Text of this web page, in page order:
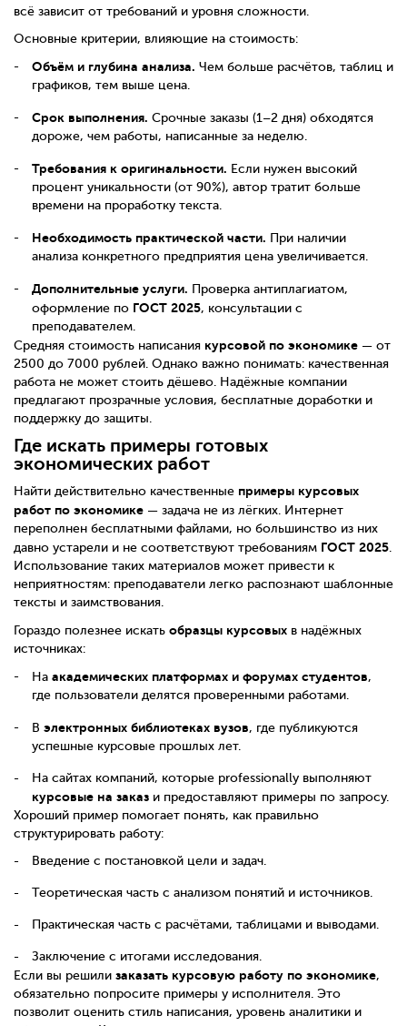
всё зависит от требований и уровня сложности.
Основные критерии, влияющие на стоимость:
Объём и глубина анализа. Чем больше расчётов, таблиц и
графиков, тем выше цена.
Срок выполнения. Срочные заказы (1–2 дня) обходятся
дороже, чем работы, написанные за неделю.
Требования к оригинальности. Если нужен высокий
процент уникальности (от 90%), автор тратит больше
времени на проработку текста.
Необходимость практической части. При наличии
анализа конкретного предприятия цена увеличивается.
Дополнительные услуги. Проверка антиплагиатом,
оформление по ГОСТ 2025, консультации с
преподавателем.
Средняя стоимость написания курсовой по экономике — от
2500 до 7000 рублей. Однако важно понимать: качественная
работа не может стоить дёшево. Надёжные компании
предлагают прозрачные условия, бесплатные доработки и
поддержку до защиты.
Где искать примеры готовых
экономических работ
Найти действительно качественные примеры курсовых
работ по экономике — задача не из лёгких. Интернет
переполнен бесплатными файлами, но большинство из них
давно устарели и не соответствуют требованиям ГОСТ 2025.
Использование таких материалов может привести к
неприятностям: преподаватели легко распознают шаблонные
тексты и заимствования.
Гораздо полезнее искать образцы курсовых в надёжных
источниках:
На академических платформах и форумах студентов,
где пользователи делятся проверенными работами.
В электронных библиотеках вузов, где публикуются
успешные курсовые прошлых лет.
На сайтах компаний, которые professionally выполняют
курсовые на заказ и предоставляют примеры по запросу.
Хороший пример помогает понять, как правильно
структурировать работу:
Введение с постановкой цели и задач.
Теоретическая часть с анализом понятий и источников.
Практическая часть с расчётами, таблицами и выводами.
Заключение с итогами исследования.
Если вы решили заказать курсовую работу по экономике,
обязательно попросите примеры у исполнителя. Это
позволит оценить стиль написания, уровень аналитики и